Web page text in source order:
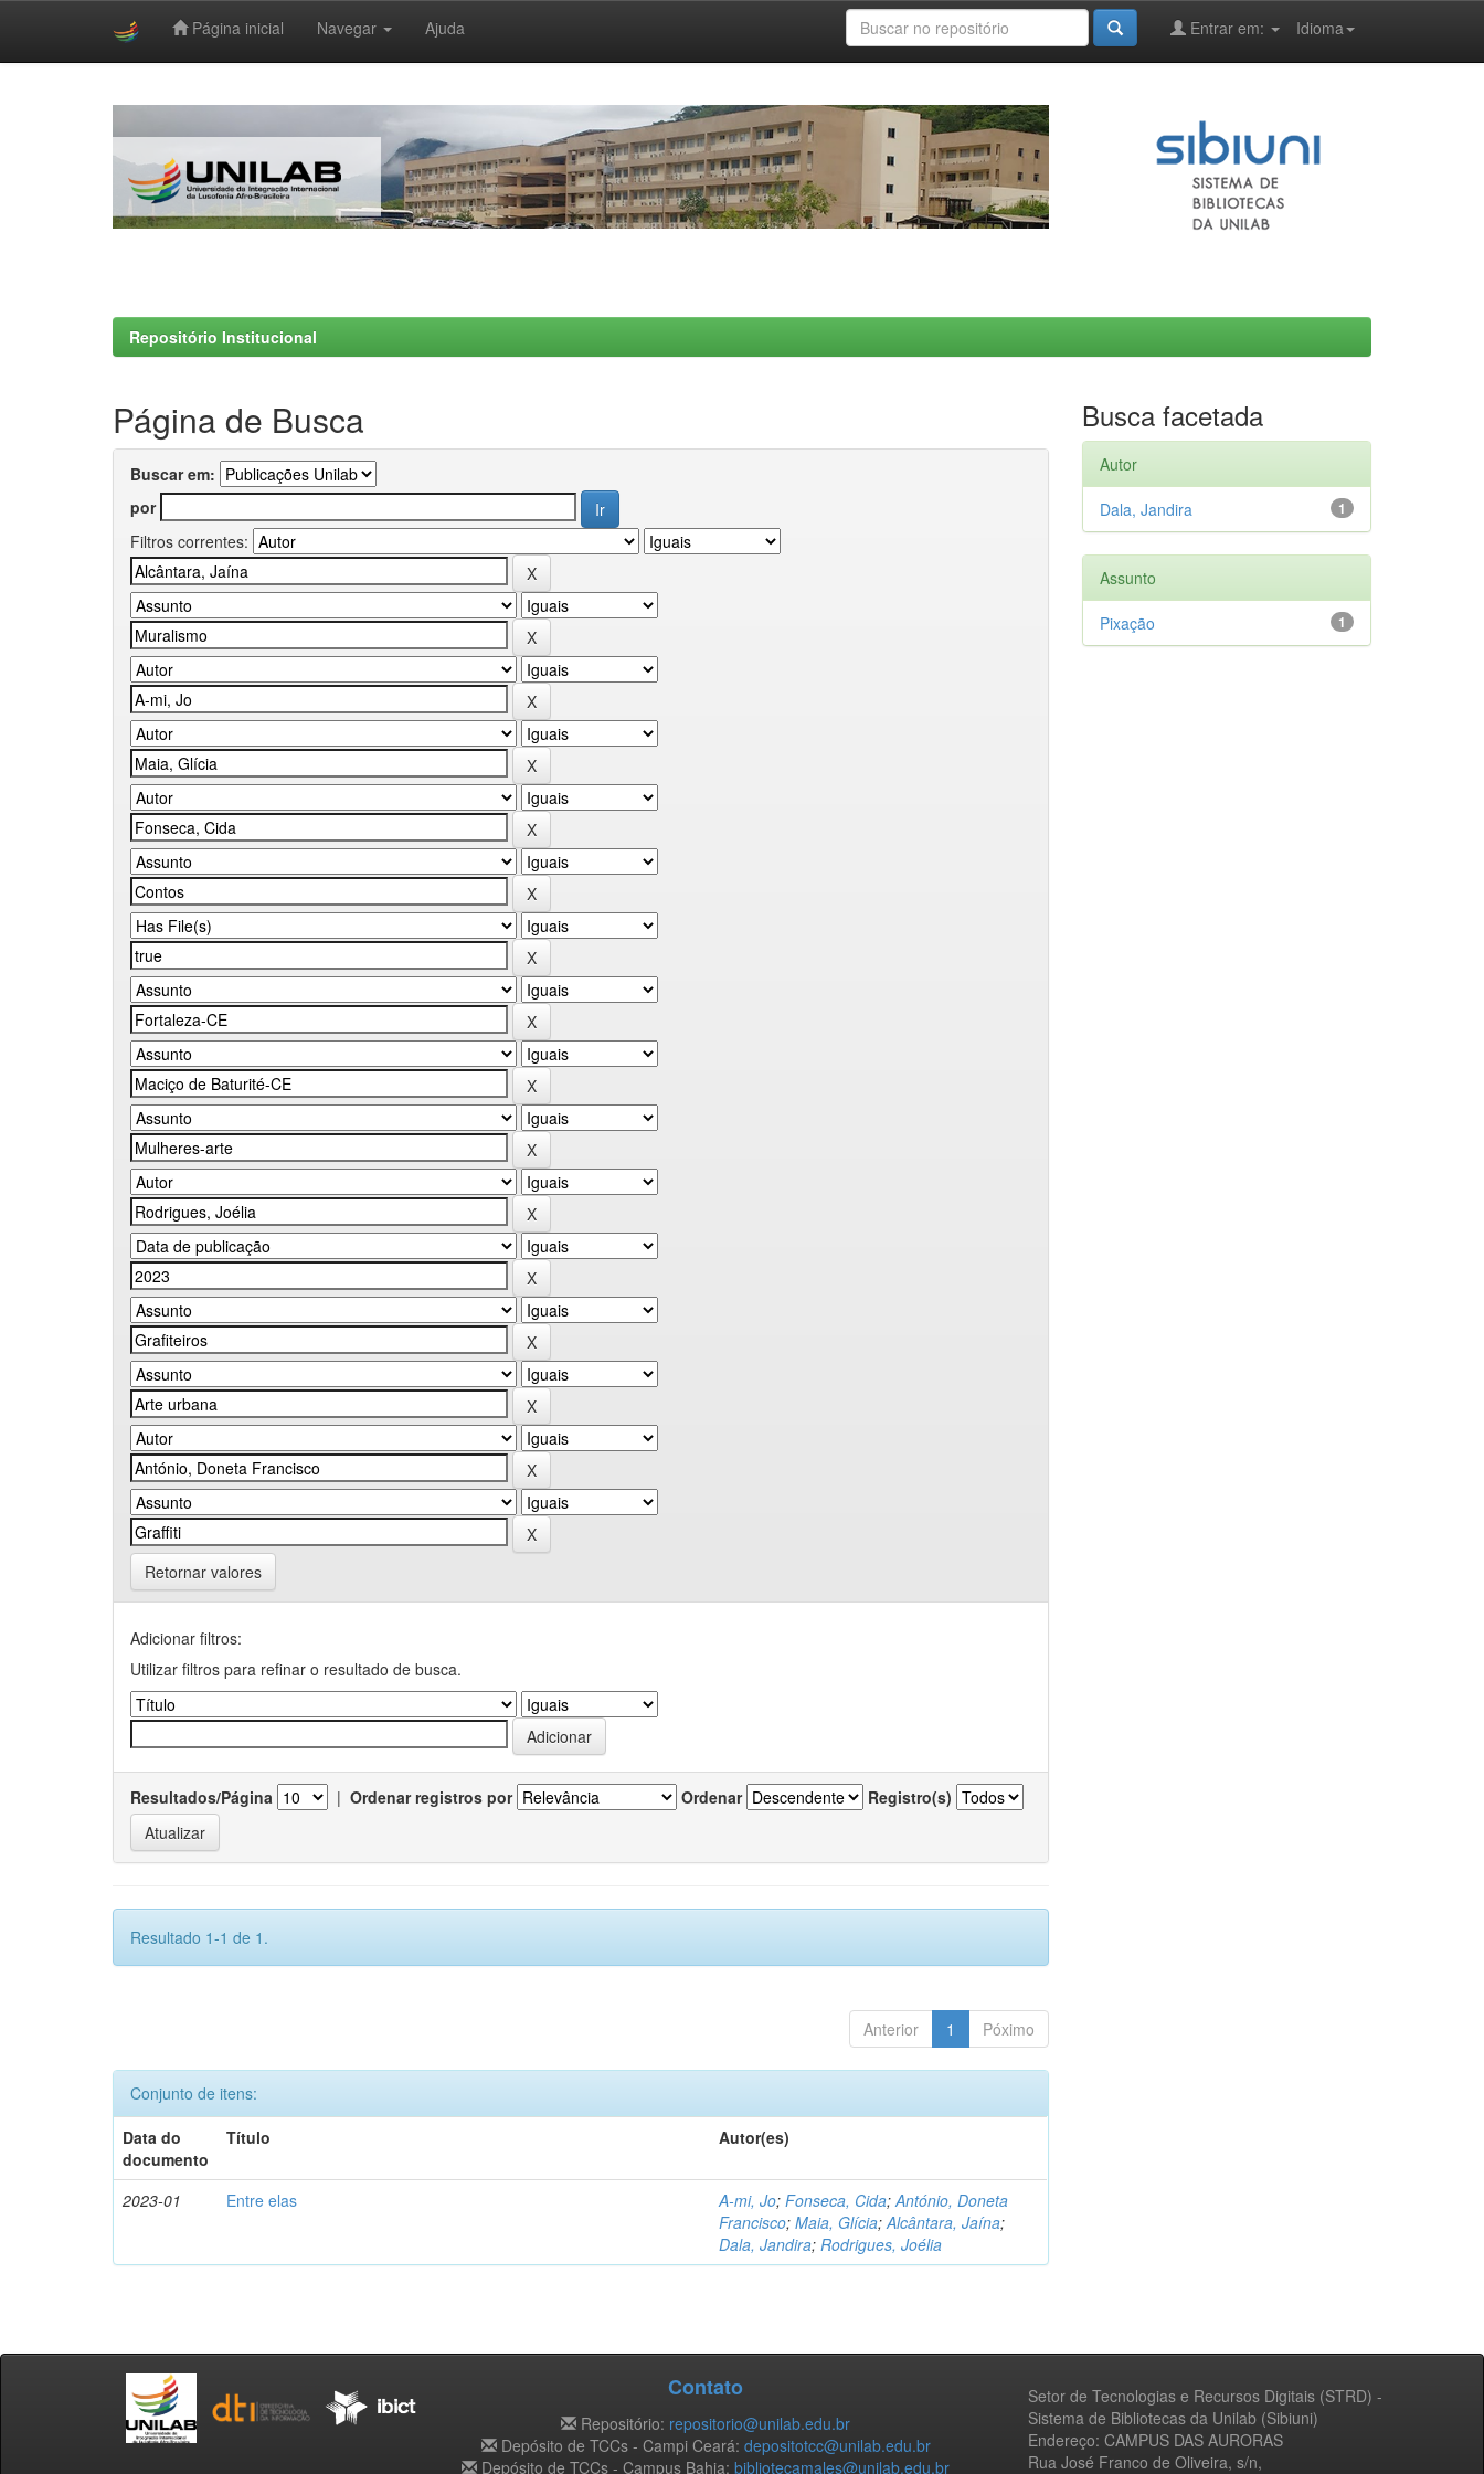
Página inicial Navegar Ajuda Idioma
Entrar em:
Repositório Institucional
Página de Busca
Buscar em:
por
Filtros correntes:
Retornar valores
Adicionar filtros:
Utilizar filtros para refinar o resultado de busca.
Resultados/Página | Ordenar registros por Ordenar Registro(s)
Resultado 1-1 de 1.
Anterior 1 Póximo
Conjunto de itens:
Data do
documento
Título Autor(es)
2023-01 Entre elas A-mi, Jo;Fonseca, Cida;António, Doneta
Francisco;Maia, Glícia;Alcântara, Jaína;
Dala, Jandira;Rodrigues, Joélia
Busca facetada
Autor
1
Dala, Jandira
Assunto
1
Pixação
Setor de Tecnologias e Recursos Digitais (STRD) -
Sistema de Bibliotecas da Unilab (Sibiuni)
Endereço: CAMPUS DAS AURORAS
Rua José Franco de Oliveira, s/n,
Contato
Repositório: repositorio@unilab.edu.br
Depósito de TCCs - Campi Ceará: depositotcc@unilab.edu.br
Depósito de TCCs - Campus Bahia: bibliotecamales@unilab.edu.br